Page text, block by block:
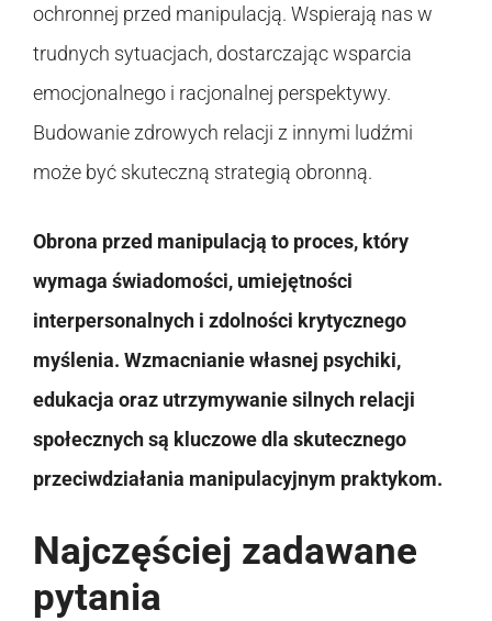
ochronnej przed manipulacją. Wspierają nas w
trudnych sytuacjach, dostarczając wsparcia
emocjonalnego i racjonalnej perspektywy.
Budowanie zdrowych relacji z innymi ludźmi
może być skuteczną strategią obronną.
Obrona przed manipulacją to proces, który
wymaga świadomości, umiejętności
interpersonalnych i zdolności krytycznego
myślenia. Wzmacnianie własnej psychiki,
edukacja oraz utrzymywanie silnych relacji
społecznych są kluczowe dla skutecznego
przeciwdziałania manipulacyjnym praktykom.
Najczęściej zadawane
pytania